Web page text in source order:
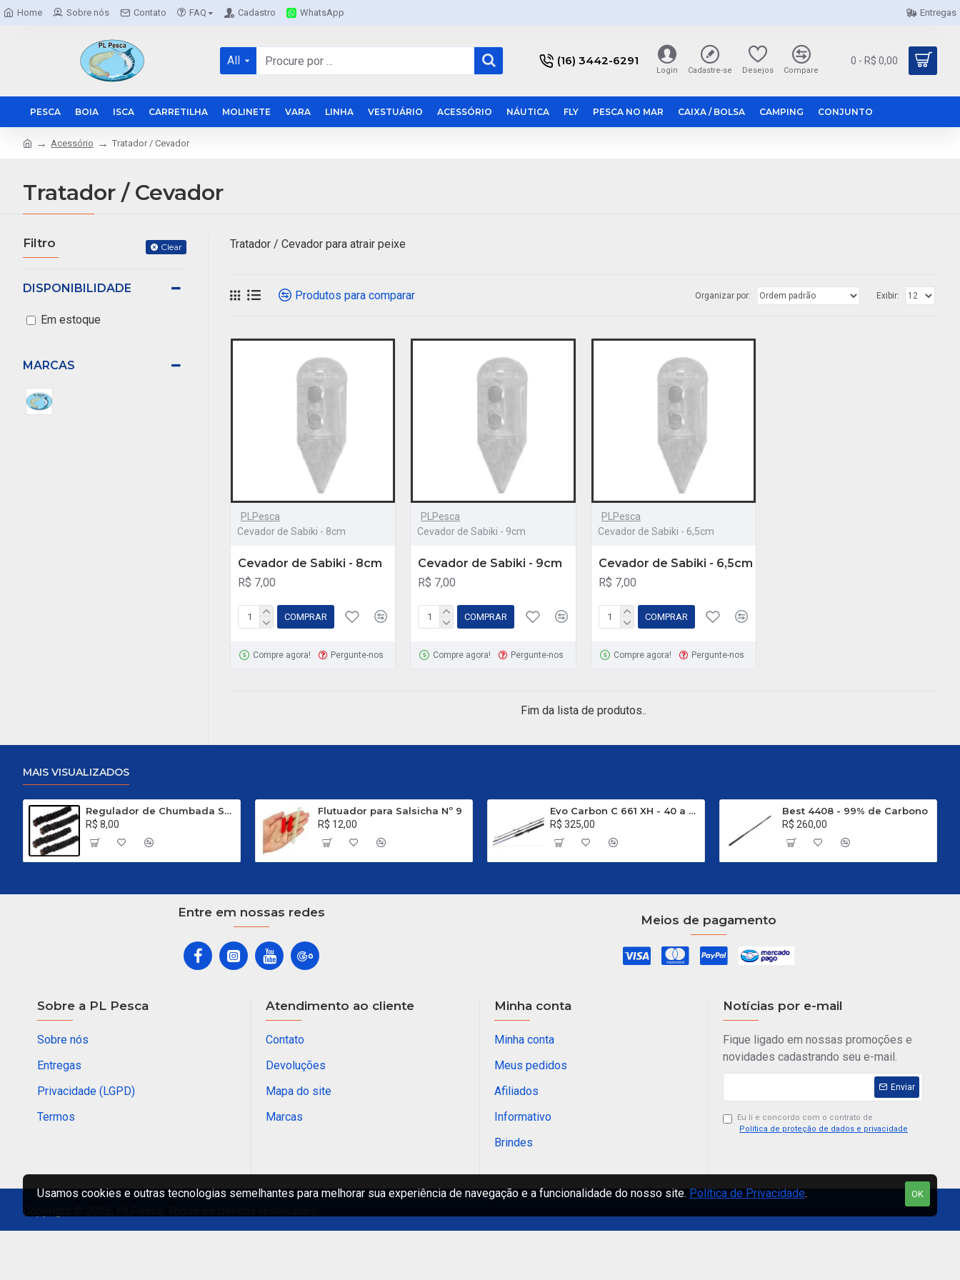
Home Sobre nós Contato FAQ Cadastro WhatsApp Entregas
(16) 3442-6291
All
Login Cadastre-se Desejos Compare
0 - R$ 0,00
PESCA BOIA ISCA CARRETILHA MOLINETE VARA LINHA VESTUÁRIO ACESSÓRIO NÁUTICA FLY PESCA NO MAR CAIXA / BOLSA CAMPING CONJUNTO
Acessório Tratador / Cevador
Tratador / Cevador
Filtro Clear
MARCAS
DISPONIBILIDADE
Em estoque
Tratador / Cevador para atrair peixe
Produtos para comparar Organizar por: Exibir:
PLPesca
Cevador de Sabiki - 8cm
Cevador de Sabiki - 8cm
R$ 7,00
COMPRAR
Compre agora! Pergunte-nos
PLPesca
Cevador de Sabiki - 9cm
Cevador de Sabiki - 9cm
R$ 7,00
COMPRAR
Compre agora! Pergunte-nos
PLPesca
Cevador de Sabiki - 6,5cm
Cevador de Sabiki - 6,5cm
R$ 7,00
COMPRAR
Compre agora! Pergunte-nos
Fim da lista de produtos..
MAIS VISUALIZADOS
Regulador de Chumbada STOP Nº 1
R$ 8,00
Flutuador para Salsicha Nº 9
R$ 12,00
Evo Carbon C 661 XH - 40 a 80 Libras
R$ 325,00
Best 4408 - 99% de Carbono
R$ 260,00
Entre em nossas redes
Meios de pagamento
Sobre a PL Pesca
Sobre nós
Entregas
Privacidade (LGPD)
Termos
Atendimento ao cliente
Contato
Devoluções
Mapa do site
Marcas
Minha conta
Minha conta
Meus pedidos
Afiliados
Informativo
Brindes
Notícias por e-mail
Fique ligado em nossas promoções e
novidades cadastrando seu e-mail.
Enviar
Eu li e concordo com o contrato de
Política de proteção de dados e privacidade
Copyright © 2025, PLPesca, Todos os direitos reservados.
OK
Usamos cookies e outras tecnologias semelhantes para melhorar sua experiência de navegação e a funcionalidade do nosso site. Política de Privacidade.